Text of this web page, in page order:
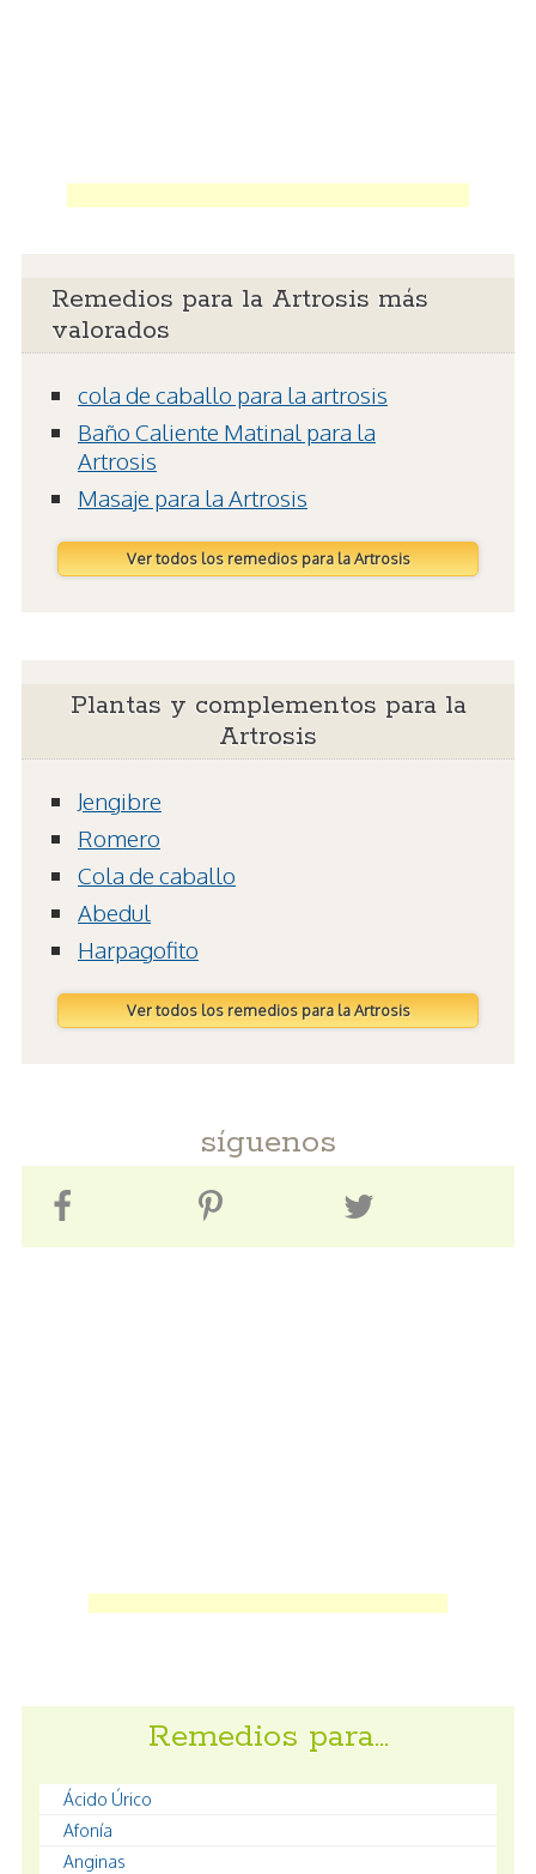
Remedios para la Artrosis más
valorados
cola de caballo para la artrosis
Baño Caliente Matinal para la
Artrosis
Masaje para la Artrosis
Ver todos los remedios para la Artrosis
Plantas y complementos para la
Artrosis
Jengibre
Romero
Cola de caballo
Abedul
Harpagofito
Ver todos los remedios para la Artrosis
síguenos
Remedios para…
Ácido Úrico
Afonía
Anginas